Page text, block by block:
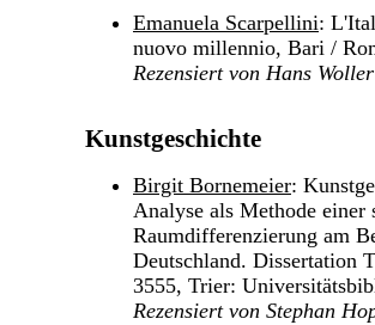
Emanuela Scarpellini:
nuovo millennio, Bari /
Rezensiert von Hans Woller
Kunstgeschichte
Birgit Bornemeier:
Analyse als Methode einer
Raumdifferenzierung am
Deutschland. Dissertation
3555, Trier:
Rezensiert von Stephan